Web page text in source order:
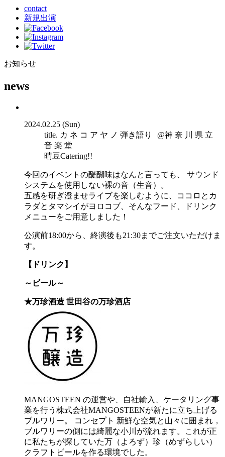
contact
新規出演
お知らせ
news
2024.02.25 (Sun)
title. カ ネ コ ア ヤ ノ 弾き語り @神 奈 川 県 立
音 楽 堂
晴豆Catering!!
今回のイベントの醍醐味はなんと言っても、 サウンド
システムを使用しない裸の音（生音）。
五感を研ぎ澄ませライブを楽しむように、ココロとカ
ラダとタマシイがヨロコブ、そんなフード、ドリンク
メニューをご用意しました！
公演前18:00から、終演後も21:30までご注文いただけま
す。
【ドリンク】
～ビール～
★万珍酒造 世田谷の万珍酒店
MANGOSTEEN の運営や、自社輸入、ケータリング事
業を行う株式会社MANGOSTEENが新たに立ち上げる
ブルワリー。 コンセプト 新鮮な空気と山々に囲まれ，
ブルワリーの側には綺麗な小川が流れます。これが正
に私たちが探していた万（よろず）珍（めずらしい）
クラフトビールを作る環境でした。